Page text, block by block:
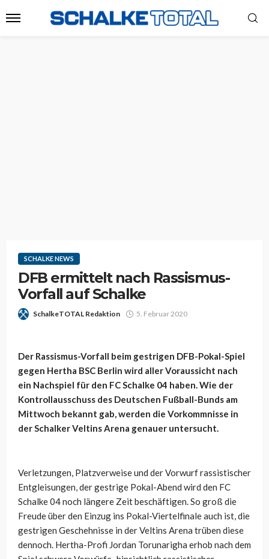
SCHALKE NEWS
DFB ermittelt nach Rassismus-
Vorfall auf Schalke
SchalkeTOTAL Redaktion 5. Februar 2020
Der Rassismus-Vorfall beim gestrigen DFB-Pokal-Spiel
gegen Hertha BSC Berlin wird aller Voraussicht nach
ein Nachspiel für den FC Schalke 04 haben. Wie der
Kontrollausschuss des Deutschen Fußball-Bunds am
Mittwoch bekannt gab, werden die Vorkommnisse in
der Schalker Veltins Arena genauer untersucht.
Verletzungen, Platzverweise und der Vorwurf rassistischer
Entgleisungen, der gestrige Pokal-Abend wird den FC
Schalke 04 noch längere Zeit beschäftigen. So groß die
Freude über den Einzug ins Pokal-Viertelfinale auch ist, die
gestrigen Geschehnisse in der Veltins Arena trüben diese
dennoch. Hertha-Profi Jordan Torunarigha erhob nach dem